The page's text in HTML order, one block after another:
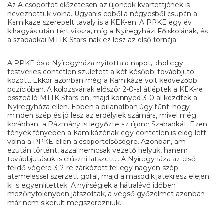
Az A csoportot előzetesen az újoncok kvartettjének is
nevezhettük volna. Ugyanis ebből a négyesből csupán a
Kamikáze szerepelt tavaly is a KEK-en. A PPKE egy év
kihagyás után tért vissza, míg a Nyíregyházi Főiskolának, és
a szabadkai MTTK Stars-nak ez lesz az első tornája
A PPKE és a Nyíregyháza nyitotta a napot, ahol egy
testvéries döntetlen született a két későbbi továbbjutó
között. Ekkor azonban még a Kamikáze volt kedvezőbb
pozícióban. A kolozsváriak először 2-0-al átléptek a KEK-re
összeálló MTTK Stars-on, majd könnyed 3-0-al kezdtek a
Nyíregyháza ellen. Ebben a pillanatban úgy tűnt, hogy
minden szép és jó lesz az erdélyiek számára, mivel még
korábban a Pázmány is legyőzte az újonc Szabadkát. Ezen
tények fényében a Kamikázénak egy döntetlen is elég lett
volna a PPKE ellen a csoportelsőségre. Azonban, ami
ezután történt, azzal nemcsak vezető helyük, hanem
továbbjutásuk is elúszni látszott… A Nyíregyháza az első
félidő végére 3-2-re zárkózott fel egy nagyon szép
átemeléssel szerzett góllal, majd a második játékrész elején
ki is egyenlítettek. A nyírségiek a hátralévő időben
mezőnyfölényben játszottak, a végső győzelmet azonban
már nem sikerült megszerezniük.